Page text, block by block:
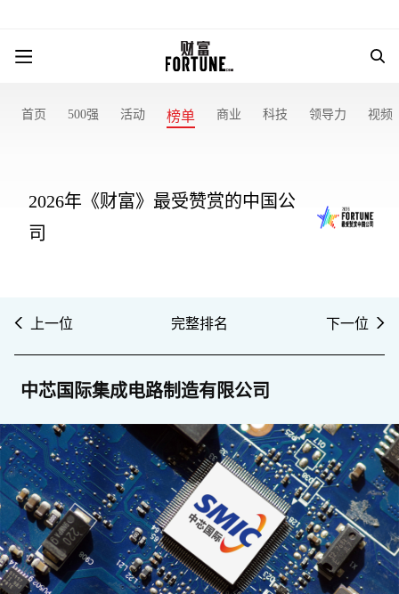
首页 500强 活动 榜单 商业 科技 领导力 视频
2026年《财富》最受赞赏的中国公
司
上一位 完整排名 下一位
中芯国际集成电路制造有限公司